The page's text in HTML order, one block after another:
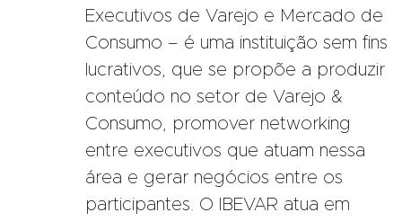
Executivos de Varejo e Mercado de
Consumo – é uma instituição sem fins
lucrativos, que se propõe a produzir
conteúdo no setor de Varejo &
Consumo, promover networking
entre executivos que atuam nessa
área e gerar negócios entre os
participantes. O IBEVAR atua em